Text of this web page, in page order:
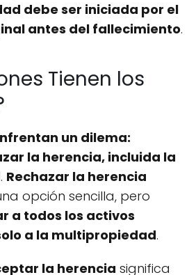
debe ser iniciada por el
antes del fallecimiento.
Tienen los
un dilema:
la herencia, incluida la
. Rechazar la herencia
opción sencilla, pero
a todos los activos
a la multipropiedad.
la herencia significa